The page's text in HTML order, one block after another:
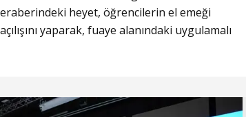
heyet, öğrencilerin el emeği
yaparak, fuaye alanındaki uygulamalı